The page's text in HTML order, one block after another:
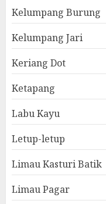
Kelumpang Burung
Kelumpang Jari
Keriang Dot
Ketapang
Labu Kayu
Letup-letup
Limau Kasturi Batik
Limau Pagar